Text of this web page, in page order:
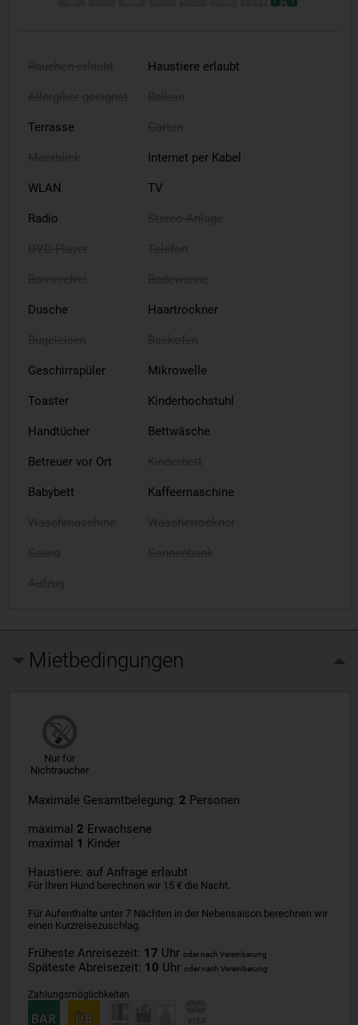
Haustiere erlaubt
Terrasse
Internet per Kabel
WLAN TV
Radio
Dusche Haartrockner
Geschirrspüler Mikrowelle
Toaster Kinderhochstuhl
Handtücher Bettwäsche
Betreuer vor Ort
Babybett Kaffeemaschine
Mietbedingungen
Nur für
Nichtraucher
Maximale Gesamtbelegung: 2 Personen
maximal 2 Erwachsene
maximal 1 Kinder
Haustiere: auf Anfrage erlaubt
Für Ihren Hund berechnen wir 15 € die Nacht.
Für Aufenthalte unter 7 Nächten in der Nebensaison berechnen wir
einen Kurzreisezuschlag.
Früheste Anreisezeit: 17 Uhr oder nach Vereinbarung
Späteste Abreisezeit: 10 Uhr oder nach Vereinbarung
Zahlungsmöglichkeiten